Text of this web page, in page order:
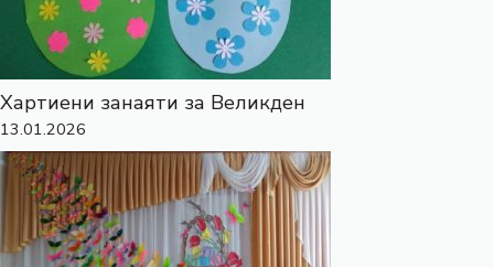
Хартиени занаяти за Великден
13.01.2026